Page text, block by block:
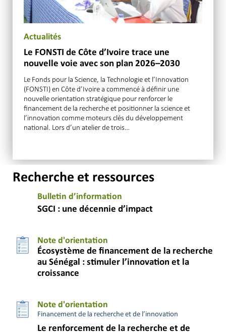
Actualités
Le FONSTI de Côte d’Ivoire trace une
nouvelle voie avec son plan 2026–2030
Le Fonds pour la Science, la Technologie et l’Innovation
(FONSTI) en Côte d’Ivoire a commencé à définir une
nouvelle orientation stratégique pour renforcer le
financement de la recherche et positionner la science et
l’innovation comme moteurs clés du développement
national. Lors d’un atelier de trois…
Recherche et ressources
Bulletin d’information
SGCI : une décennie d’impact
Note d'orientation
Écosystème de financement de la recherche
au Sénégal : stimuler l’innovation et la
croissance
Note d'orientation
Financement de la recherche et de l’innovation
Le renforcement de la recherche et de